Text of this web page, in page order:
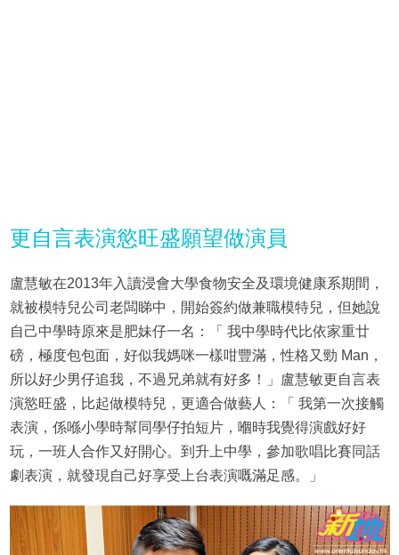
更自言表演慾旺盛願望做演員
盧慧敏在2013年入讀浸會大學食物安全及環境健康系期間，
就被模特兒公司老闆睇中，開始簽約做兼職模特兒，但她說
自己中學時原來是肥妹仔一名：「 我中學時代比依家重廿
磅，極度包包面，好似我媽咪一樣咁豐滿，性格又勁 Man，
所以好少男仔追我，不過兄弟就有好多！」盧慧敏更自言表
演慾旺盛，比起做模特兒，更適合做藝人：「 我第一次接觸
表演，係喺小學時幫同學仔拍短片，嗰時我覺得演戲好好
玩，一班人合作又好開心。到升上中學，參加歌唱比賽同話
劇表演，就發現自己好享受上台表演嘅滿足感。」